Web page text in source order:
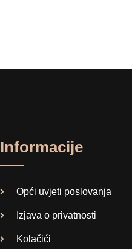
Informacije
Opći uvjeti poslovanja
Izjava o privatnosti
Kolačići